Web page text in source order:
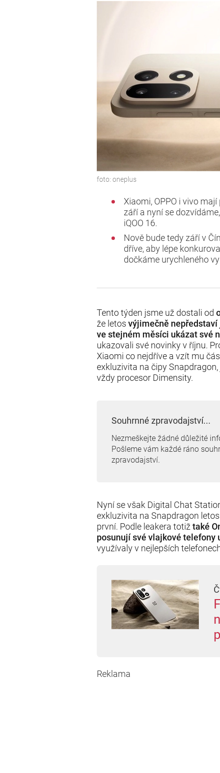
foto: oneplus
Xiaomi, OPPO i vivo
září a nyní se
iQOO 16.
Nově bude tedy září v
dříve, aby lépe
dočkáme urychleného
Tento týden jsme už dostali od
že letos výjimečně
ve stejném měsíci ukázat své
ukazovali své novinky v říjnu.
Xiaomi co nejdříve a vzít mu
exkluzivita na čipy
vždy procesor Dimensity.
Souhrnné zpravodajství...
Nezmeškejte žádné důležité
Pošleme vám každé ráno
zpravodajství.
Nyní se však Digital Chat
exkluzivita na Snapdragon
první. Podle leakera totižtaké
posunují své vlajkové telefony
využívaly v nejlepších
Reklama